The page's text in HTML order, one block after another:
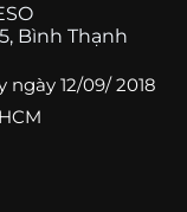
Bình Thạnh
ngày 12/09/ 2018